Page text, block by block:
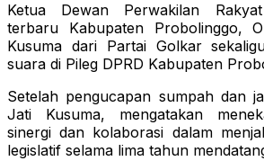
Ketua Dewan Perwakilan
terbaru Kabupaten Probolinggo,
Kusuma dari Partai Golkar
suara di Pileg DPRD Kabupaten
Setelah pengucapan sumpah dan
Jati Kusuma, mengatakan
sinergi dan kolaborasi dalam
legislatif selama lima tahun